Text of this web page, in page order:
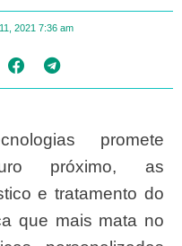
2021 7:36 am
próximo, as
e tratamento do
que mais mata no